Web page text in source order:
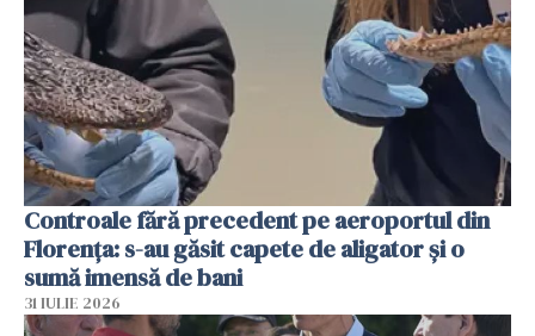
Controale fără precedent pe aeroportul din
Florența: s-au găsit capete de aligator și o
sumă imensă de bani
31 IULIE 2026